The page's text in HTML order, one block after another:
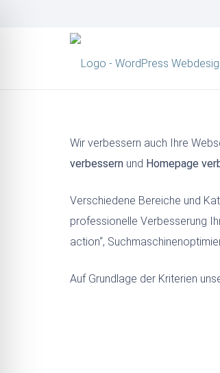
Wir verbessern auch Ihre
verbessern und Homepage
Verschiedene Bereiche und
professionelle Verbesserung
action“,
Auf Grundlage der Kriterien